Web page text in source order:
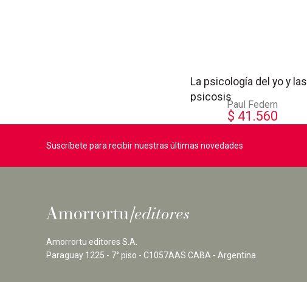
La psicología del yo y las
psicosis
Paul Federn
$ 41.560
Suscríbete para recibir nuestras últimas novedades
Amorrortu editores S.A.
Paraguay 1225 - 7° piso - C1057AAS CABA - Argentina